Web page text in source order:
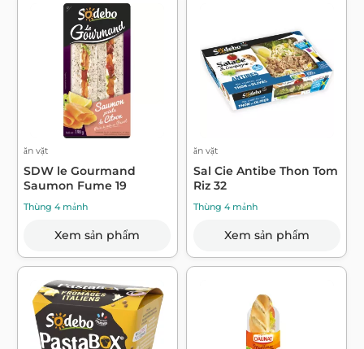
ăn vặt
SDW le Gourmand
Saumon Fume 19
Thùng 4 mảnh
Xem sản phẩm
ăn vặt
Sal Cie Antibe Thon Tom
Riz 32
Thùng 4 mảnh
Xem sản phẩm